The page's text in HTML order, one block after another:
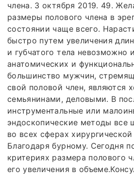
члена. 3 октября 2019. 49.
размеры полового члена в
состоянии чаще всего.
быстро путем увеличения
и губчатого тела невозможно
анатомических и
большинство мужчин,
свой половой член, являются
семьянинами, деловыми. В
инструментальные или
эндоскопические методы все
во всех сферах
Благодаря бурному. Сегодня
критериях размера полового
его увеличения в